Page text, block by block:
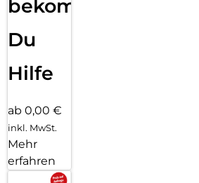
bekommst
Du
Hilfe
ab 0,00 €
inkl. MwSt.
Mehr
erfahren